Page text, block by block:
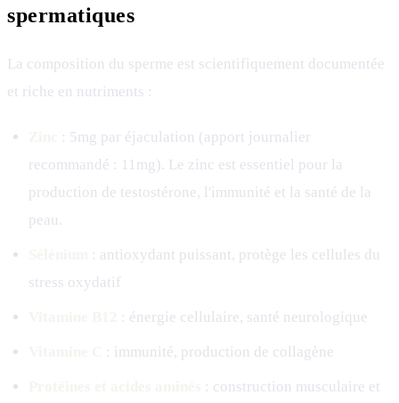
spermatiques
La composition du sperme est scientifiquement documentée
et riche en nutriments :
: 5mg par éjaculation (apport journalier
recommandé : 11mg). Le zinc est essentiel pour la
production de testostérone, l'immunité et la santé de la
peau.
: antioxydant puissant, protège les cellules du
stress oxydatif
: énergie cellulaire, santé neurologique
: immunité, production de collagène
: construction musculaire et